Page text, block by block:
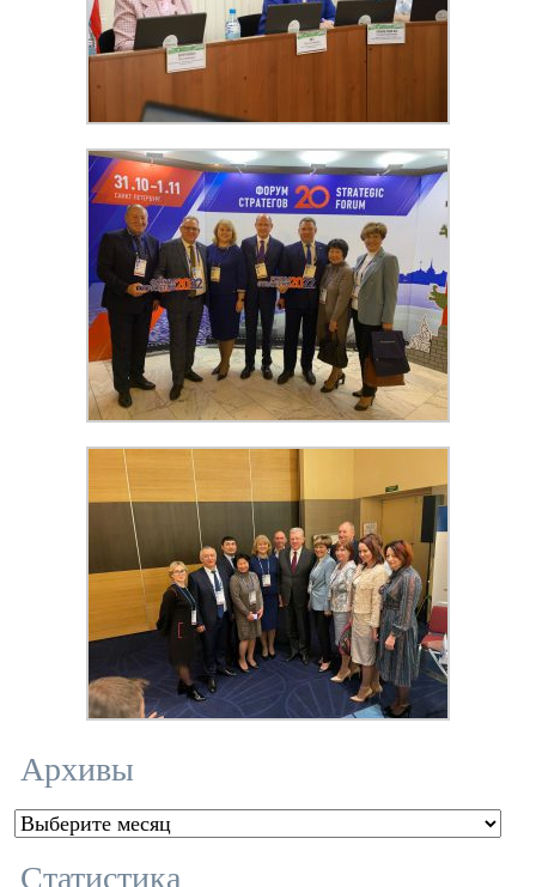
Архивы
Архивы
Статистика